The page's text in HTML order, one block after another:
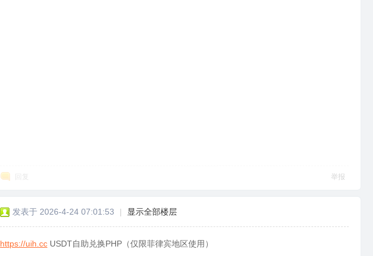
举报
发表于 2026-4-24 07:01:53 | 显示全部楼层
https://uih.cc USDT自助兑换PHP（仅限菲律宾地区使用）